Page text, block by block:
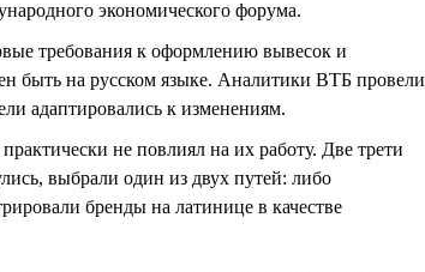
экономического форума.
требования к оформлению вывесок и
быть на русском языке. Аналитики ВТБ провели
адаптировались к изменениям.
не повлиял на их работу. Две трети
выбрали один из двух путей: либо
бренды на латинице в качестве